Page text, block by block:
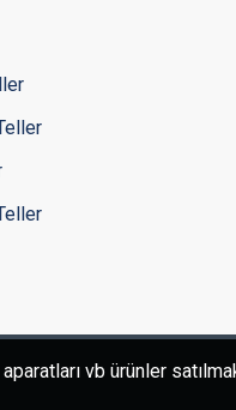
vb ürünler